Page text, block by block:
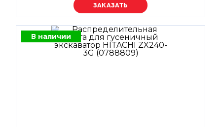
Уточняйте цену
В наличии